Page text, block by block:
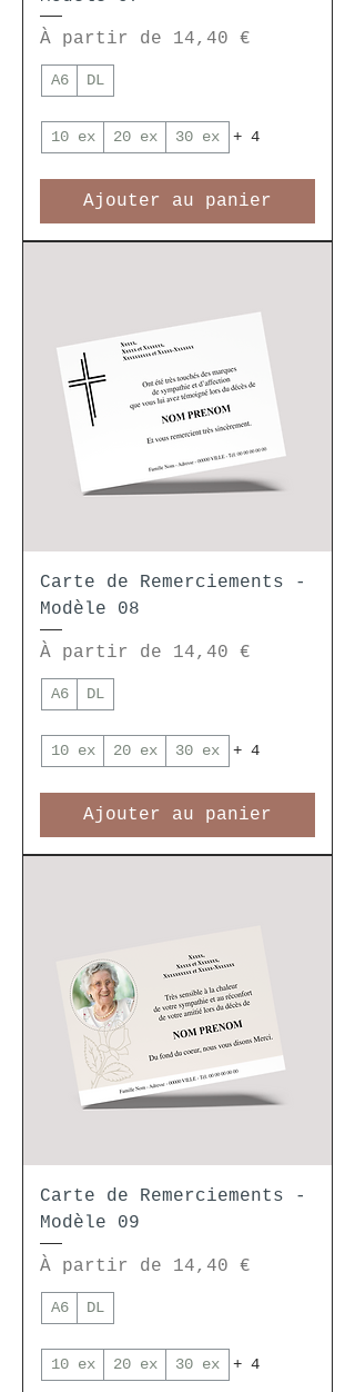
À partir de 14,40 €
Prix promotionnel
A6 DL
10 ex 20 ex 30 ex + 4
Ajouter au panier
Carte de Remerciements -
Modèle 08
À partir de 14,40 €
Prix promotionnel
A6 DL
10 ex 20 ex 30 ex + 4
Ajouter au panier
Carte de Remerciements -
Modèle 09
À partir de 14,40 €
Prix promotionnel
A6 DL
10 ex 20 ex 30 ex + 4